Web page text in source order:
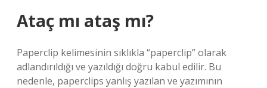
Ataç mı ataş mı?
Paperclip kelimesinin sıklıkla “paperclip” olarak
adlandırıldığı ve yazıldığı doğru kabul edilir. Bu
nedenle, paperclips yanlış yazılan ve yazımının